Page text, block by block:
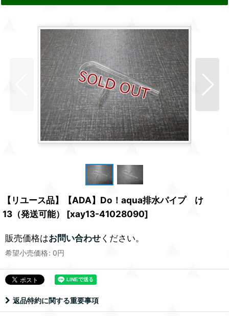
【リユース品】【ADA】Do！aqua排水パイプ け
13（発送可能）
[xay13-41028090]
販売価格はお問い合わせください。
希望小売価格: 0円
返品特約に関する重要事項